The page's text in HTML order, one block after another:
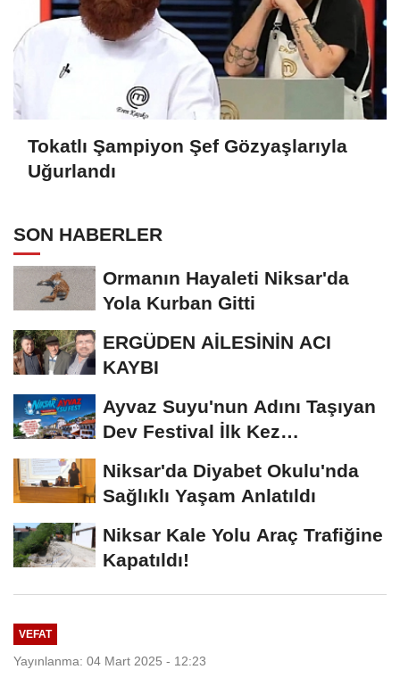
Tokatlı Şampiyon Şef Gözyaşlarıyla
Uğurlandı
SON HABERLER
Ormanın Hayaleti Niksar'da
Yola Kurban Gitti
ERGÜDEN AİLESİNİN ACI
KAYBI
Ayvaz Suyu'nun Adını Taşıyan
Dev Festival İlk Kez
Niksar'da Diyabet Okulu'nda
Sağlıklı Yaşam Anlatıldı
Niksar Kale Yolu Araç Trafiğine
Kapatıldı!
VEFAT
Yayınlanma: 04 Mart 2025 - 12:23